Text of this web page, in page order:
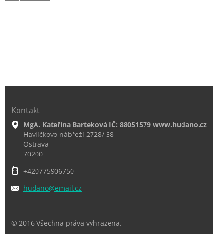
Kontakt
MgA. Kateřina Barteková IČ: 88051579 www.hudano.cz
Havlíčkovo nábřeží 2728/ 38
Ostrava
70200
+420775906750
hudano@email.cz
© 2016 Všechna práva vyhrazena.